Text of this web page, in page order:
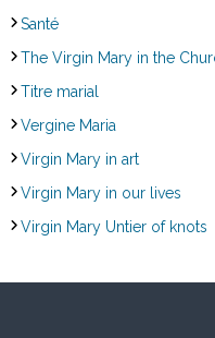
Santé
The Virgin Mary in the
Titre marial
Vergine Maria
Virgin Mary in art
Virgin Mary in our lives
Virgin Mary Untier of knots